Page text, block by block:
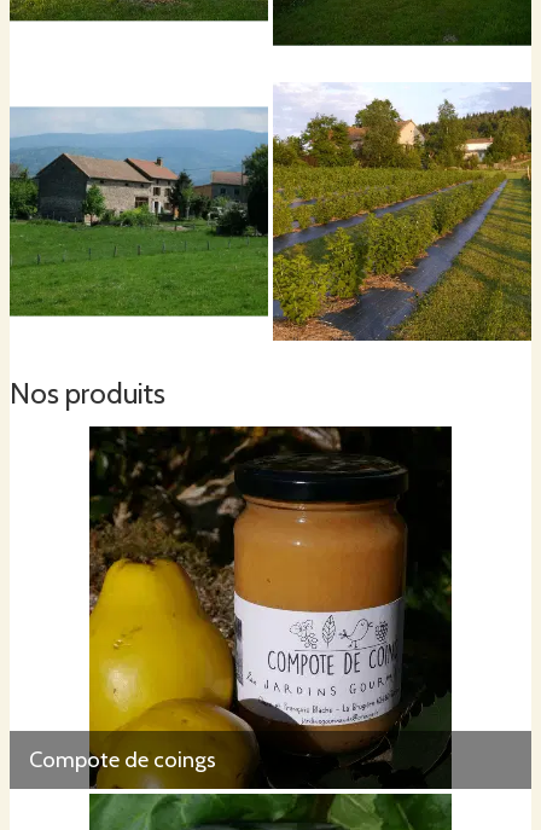
Alors que l'immédiat est devenu la norme, nous tentons, à notre
échelle de ralentir notre rythme de vie, en ayant comme objectif
envers notre environnement ; et nous gardons toujours en
mémoire cette citation de Luca Giunti :« La modernité ce n’est
pas d’aller plus vite, c’est d’avancer avec plus de sagesse. »
(Documentaire de Philippe Borrel : « L'Urgence de ralentir »)
Claire et François Blache,
La Brugière, 63480 Bertignat
jardinsgourmands@orange.fr
Nos produits
Compote de coings